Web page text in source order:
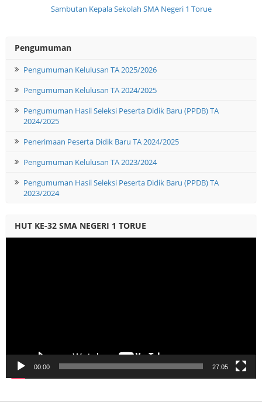
Sambutan Kepala Sekolah SMA Negeri 1 Torue
Pengumuman
Pengumuman Kelulusan TA 2025/2026
Pengumuman Kelulusan TA 2024/2025
Pengumuman Hasil Seleksi Peserta Didik Baru (PPDB) TA
2024/2025
Penerimaan Peserta Didik Baru TA 2024/2025
Pengumuman Kelulusan TA 2023/2024
Pengumuman Hasil Seleksi Peserta Didik Baru (PPDB) TA
2023/2024
HUT KE-32 SMA NEGERI 1 TORUE
00:00 27:05